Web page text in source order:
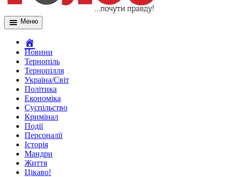
Меню
Новини
Тернопіль
Тернопілля
Україна/Світ
Політика
Економіка
Суспільство
Кримінал
Події
Персоналії
Історія
Мандри
Життя
Цікаво!